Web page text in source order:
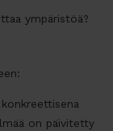
ympäristöä?
on päivitetty